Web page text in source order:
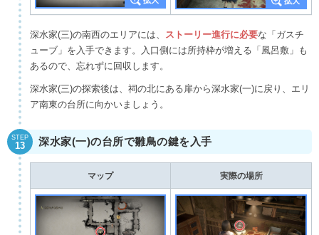
深水家(三)の南西のエリアには、 ストーリー進行に必要な「ガスチ
ューブ」を入手できます。入口側には所持枠が増える「風呂敷」も
あるので、忘れずに回収します。
深水家(三)の探索後は、祠の北にある扉から深水家(一)に戻り、エリ
ア南東の台所に向かいましょう。
STEP
13 深水家(一)の台所で雛鳥の鍵を入手
マップ 実際の場所